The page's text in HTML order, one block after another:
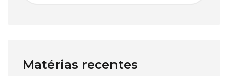
Matérias recentes